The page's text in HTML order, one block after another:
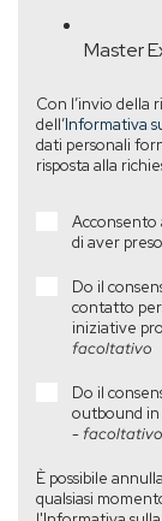
Master
Con l’invio della
dell’Informativa
dati personali
risposta alla
Acconsento
di aver
Do il
contatto
iniziative
facoltativo
Do il
outbound
- facoltativo
È possibile
qualsiasi